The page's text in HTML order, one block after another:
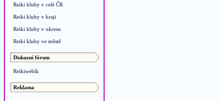
Reiki kluby v celé ČR
Reiki kluby v kraji
Reiki kluby v okresu
Reiki kluby ve městě
Diskuzní fórum
Reikiwebík
Reklama